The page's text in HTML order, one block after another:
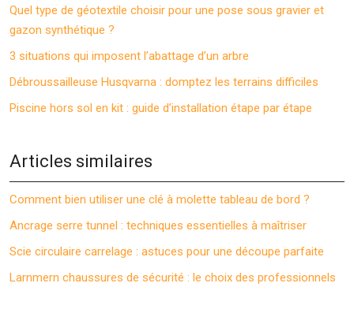
Quel type de géotextile choisir pour une pose sous gravier et
gazon synthétique ?
3 situations qui imposent l’abattage d’un arbre
Débroussailleuse Husqvarna : domptez les terrains difficiles
Piscine hors sol en kit : guide d’installation étape par étape
Articles similaires
Comment bien utiliser une clé à molette tableau de bord ?
Ancrage serre tunnel : techniques essentielles à maîtriser
Scie circulaire carrelage : astuces pour une découpe parfaite
Larnmern chaussures de sécurité : le choix des professionnels